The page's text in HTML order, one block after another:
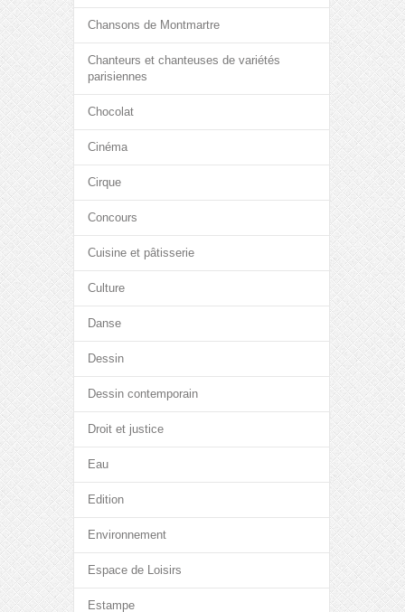
Chansons de Montmartre
Chanteurs et chanteuses de variétés
parisiennes
Chocolat
Cinéma
Cirque
Concours
Cuisine et pâtisserie
Culture
Danse
Dessin
Dessin contemporain
Droit et justice
Eau
Edition
Environnement
Espace de Loisirs
Estampe